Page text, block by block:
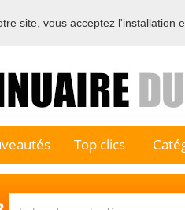
Bienvenue sur
Top clics
site, vous acceptez